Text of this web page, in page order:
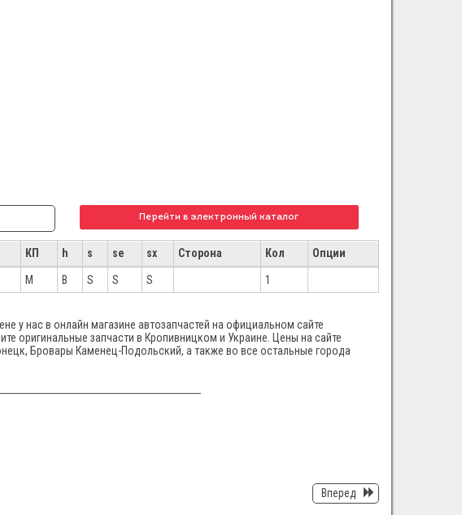
Перейти в электронный каталог
КП h s se sx Сторона Кол Опции
M B S S S 1
у нас в онлайн магазине автозапчастей на официальном сайте
оригинальные запчасти в Кропивницком и Украине. Цены на сайте
Бровары Каменец-Подольский, а также во все остальные города
Вперед